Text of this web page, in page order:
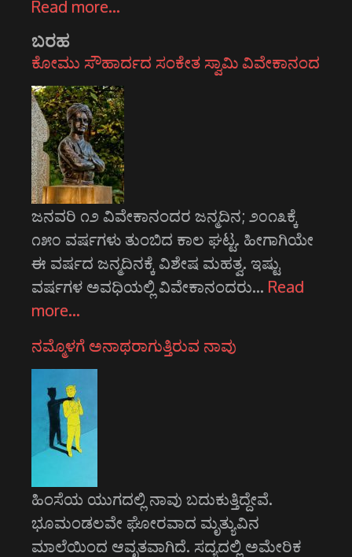
Read more…
ಬರಹ
ಕೋಮು ಸೌಹಾರ್ದದ ಸಂಕೇತ ಸ್ವಾಮಿ ವಿವೇಕಾನಂದ
ಜನವರಿ ೧೨ ವಿವೇಕಾನಂದರ ಜನ್ಮದಿನ; ೨೦೧೩ಕ್ಕೆ
೧೫೦ ವರ್ಷಗಳು ತುಂಬಿದ ಕಾಲ ಘಟ್ಟ. ಹೀಗಾಗಿಯೇ
ಈ ವರ್ಷದ ಜನ್ಮದಿನಕ್ಕೆ ವಿಶೇಷ ಮಹತ್ವ. ಇಷ್ಟು
ವರ್ಷಗಳ ಅವಧಿಯಲ್ಲಿ ವಿವೇಕಾನಂದರು… Read
more…
ನಮ್ಮೊಳಗೆ ಅನಾಥರಾಗುತ್ತಿರುವ ನಾವು
ಹಿಂಸೆಯ ಯುಗದಲ್ಲಿ ನಾವು ಬದುಕುತ್ತಿದ್ದೇವೆ.
ಭೂಮಂಡಲವೇ ಘೋರವಾದ ಮೃತ್ಯುವಿನ
ಮಾಲೆಯಿಂದ ಆವೃತವಾಗಿದೆ. ಸದ್ಯದಲ್ಲಿ ಅಮೇರಿಕ